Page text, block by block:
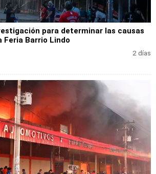
para determinar las causas
Feria Barrio Lindo
2 días